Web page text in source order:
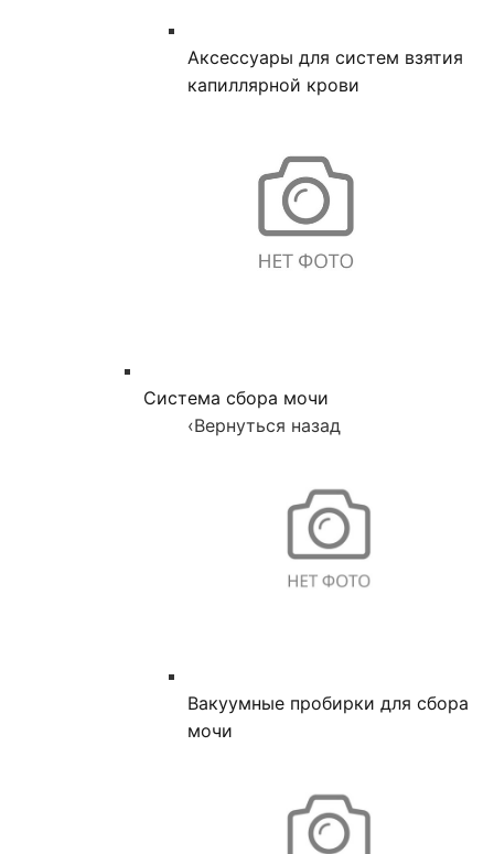
Аксессуары для систем взятия
капиллярной крови
Система сбора мочи
‹Вернуться назад
Вакуумные пробирки для сбора
мочи